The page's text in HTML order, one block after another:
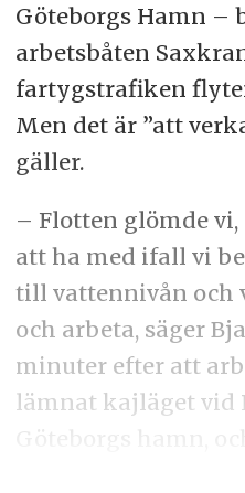
Göteborgs Hamn –
arbetsbåten
fartygstrafiken
Men det är ”att
gäller.
– Flotten glömde
att ha med ifall vi
till vattennivån och
och arbeta, säger
minuter efter att
lämnat kajläget vid